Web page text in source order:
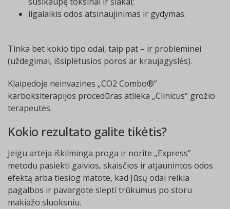
ilgalaikis odos atsinaujinimas ir gydymas.
Tinka bet kokio tipo odai, taip pat – ir probleminei
(uždegimai, išsiplėtusios poros ar kraujagyslės).
Klaipėdoje neinvazines „CO2 Combo®”
karboksiterapijos procedūras atlieka „Clinicus“ grožio
terapeutės.
Kokio rezultato galite tikėtis?
Jeigu artėja iškilminga proga ir norite „Express”
metodu pasiekti gaivios, skaisčios ir atjaunintos odos
efektą arba tiesiog matote, kad Jūsų odai reikia
pagalbos ir pavargote slėpti trūkumus po storu
makiažo sluoksniu.